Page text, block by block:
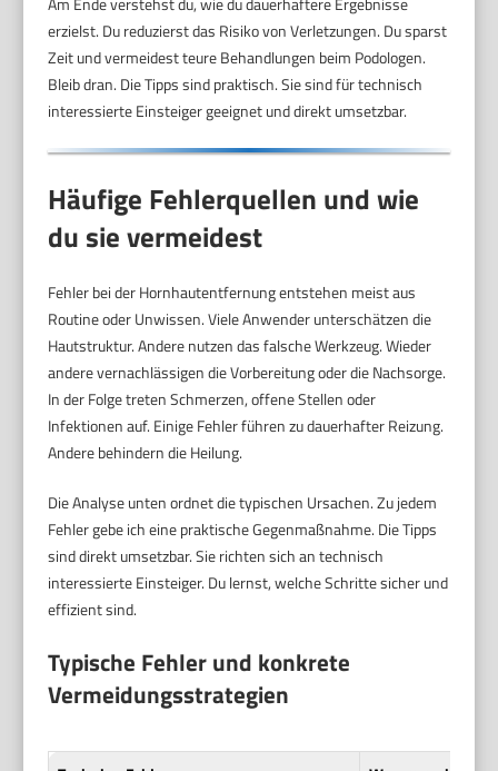
erzielst. Du reduzierst das Risiko von Verletzungen. Du sparst
Zeit und vermeidest teure Behandlungen beim Podologen.
Bleib dran. Die Tipps sind praktisch. Sie sind für technisch
interessierte Einsteiger geeignet und direkt umsetzbar.
Häufige Fehlerquellen und wie
du sie vermeidest
Fehler bei der Hornhautentfernung entstehen meist aus
Routine oder Unwissen. Viele Anwender unterschätzen die
Hautstruktur. Andere nutzen das falsche Werkzeug. Wieder
andere vernachlässigen die Vorbereitung oder die Nachsorge.
In der Folge treten Schmerzen, offene Stellen oder
Infektionen auf. Einige Fehler führen zu dauerhafter Reizung.
Andere behindern die Heilung.
Die Analyse unten ordnet die typischen Ursachen. Zu jedem
Fehler gebe ich eine praktische Gegenmaßnahme. Die Tipps
sind direkt umsetzbar. Sie richten sich an technisch
interessierte Einsteiger. Du lernst, welche Schritte sicher und
effizient sind.
Typische Fehler und konkrete
Vermeidungsstrategien